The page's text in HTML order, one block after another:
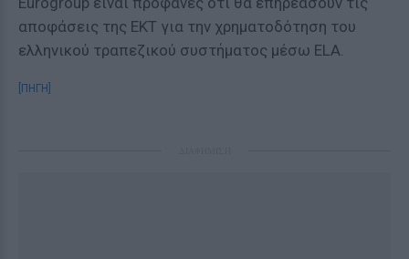
αποφάσεις της ΕΚΤ για την χρηματοδότηση του
ελληνικού τραπεζικού συστήματος μέσω ELA.
[ΠΗΓΗ]